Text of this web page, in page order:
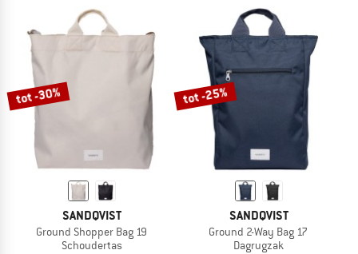
tot -30%
SANDQVIST
Ground Shopper Bag 19
Schoudertas
tot -25%
SANDQVIST
Ground 2-Way Bag 17
Dagrugzak